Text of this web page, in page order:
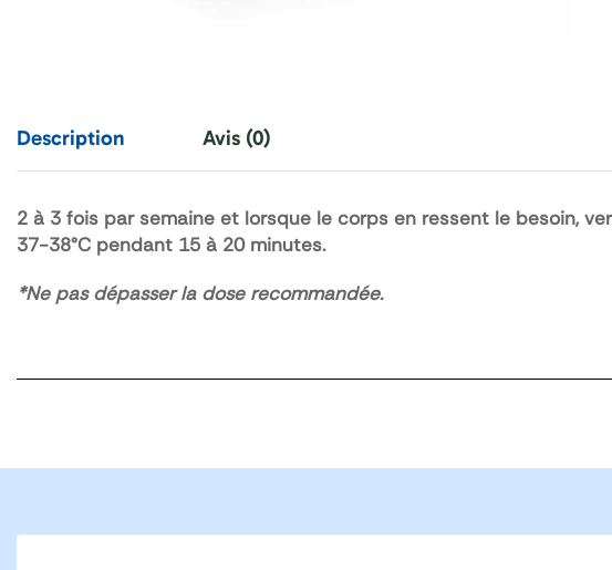
Description Avis (0)
2 à 3 fois par semaine et lorsque le corps en ressent le besoin,
37-38°C pendant 15 à 20 minutes.
*Ne pas dépasser la dose recommandée.